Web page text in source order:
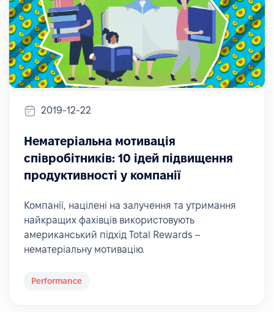
2019-12-22
Нематеріальна мотивація
співробітників: 10 ідей підвищення
продуктивності у компанії
Компанії, націлені на залучення та утримання
найкращих фахівців використовують
американський підхід Total Rewards –
нематеріальну мотивацію.
Performance